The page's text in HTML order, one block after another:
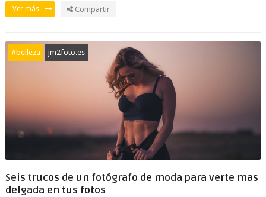
Ver más Compartir
#belleza jm2foto.es
Seis trucos de un fotógrafo de moda para verte mas
delgada en tus fotos